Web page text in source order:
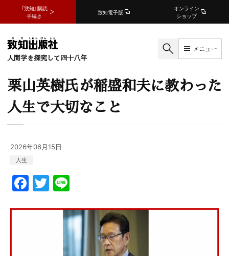
『致知』購読
手続き
致知電子版
オンライン
ショップ
人間学を探究して四十八年
メニュー
栗山英樹氏が稲盛和夫に教わった
人生で大切なこと
2026年06月15日
人生
F
a
c
T
w
itte